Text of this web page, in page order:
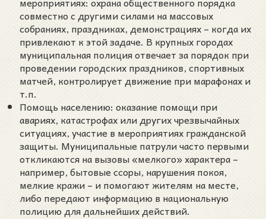
совместно с другими силами на массовых
собраниях, праздниках, демонстрациях – когда их
привлекают к этой задаче. В крупных городах
муниципальная полиция отвечает за порядок при
проведении городских праздников, спортивных
матчей, контролирует движение при марафонах и
т.п.
Помощь населению: оказание помощи при
авариях, катастрофах или других чрезвычайных
ситуациях, участие в мероприятиях гражданской
защиты. Муниципальные патрули часто первыми
откликаются на вызовы «мелкого» характера –
например, бытовые ссоры, нарушения покоя,
мелкие кражи – и помогают жителям на месте,
либо передают информацию в национальную
полицию для дальнейших действий.